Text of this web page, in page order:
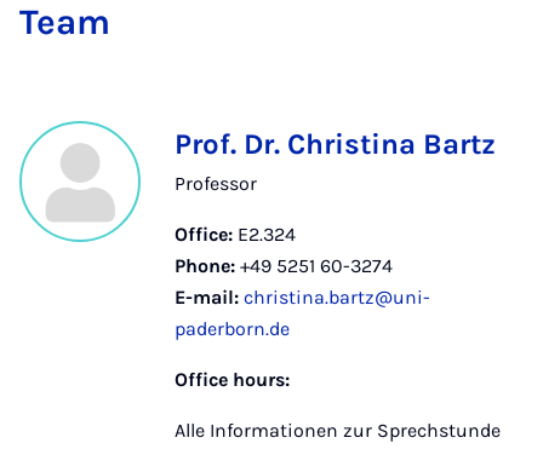
Team
Prof. Dr. Christina Bartz
Professor
Office: E2.324
Phone: +49 5251 60-3274
E-mail: christina.bartz@uni-
paderborn.de
Office hours:
Alle Informationen zur Sprechstunde